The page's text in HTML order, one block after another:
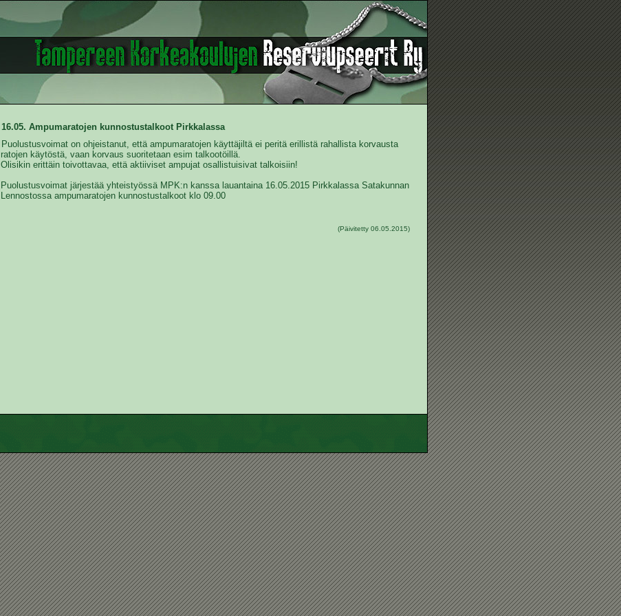
16.05. Ampumaratojen kunnostustalkoot Pirkkalassa
Puolustusvoimat on ohjeistanut, että ampumaratojen käyttäjiltä ei peritä erillistä rahallista korvausta
ratojen käytöstä, vaan korvaus suoritetaan esim talkootöillä.
Olisikin erittäin toivottavaa, että aktiiviset ampujat osallistuisivat talkoisiin!
Puolustusvoimat järjestää yhteistyössä MPK:n kanssa lauantaina 16.05.2015 Pirkkalassa Satakunnan
Lennostossa ampumaratojen kunnostustalkoot klo 09.00
(Päivitetty 06.05.2015)